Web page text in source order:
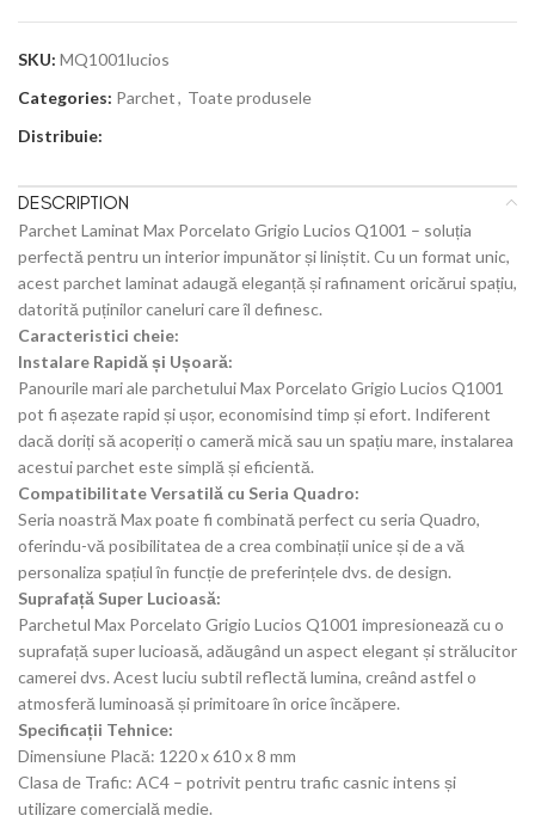
SKU: MQ1001lucios
Categories: Parchet, Toate produsele
Distribuie:
DESCRIPTION
Parchet Laminat Max Porcelato Grigio Lucios Q1001 – soluția
perfectă pentru un interior impunător și liniștit. Cu un format unic,
acest parchet laminat adaugă eleganță și rafinament oricărui spațiu,
datorită puținilor caneluri care îl definesc.
Caracteristici cheie:
Instalare Rapidă și Ușoară:
Panourile mari ale parchetului Max Porcelato Grigio Lucios Q1001
pot fi așezate rapid și ușor, economisind timp și efort. Indiferent
dacă doriți să acoperiți o cameră mică sau un spațiu mare, instalarea
acestui parchet este simplă și eficientă.
Compatibilitate Versatilă cu Seria Quadro:
Seria noastră Max poate fi combinată perfect cu seria Quadro,
oferindu-vă posibilitatea de a crea combinații unice și de a vă
personaliza spațiul în funcție de preferințele dvs. de design.
Suprafață Super Lucioasă:
Parchetul Max Porcelato Grigio Lucios Q1001 impresionează cu o
suprafață super lucioasă, adăugând un aspect elegant și strălucitor
camerei dvs. Acest luciu subtil reflectă lumina, creând astfel o
atmosferă luminoasă și primitoare în orice încăpere.
Specificații Tehnice:
Dimensiune Placă: 1220 x 610 x 8 mm
Clasa de Trafic: AC4 – potrivit pentru trafic casnic intens și
utilizare comercială medie.